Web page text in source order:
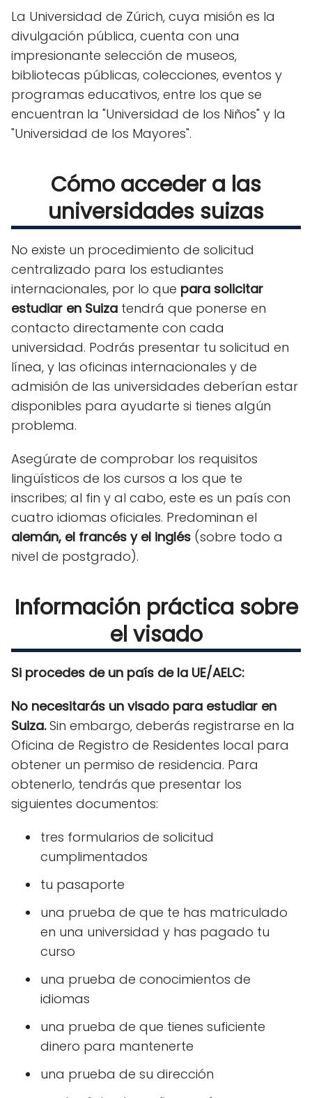
La Universidad de Zúrich, cuya misión es la
divulgación pública, cuenta con una
impresionante selección de museos,
bibliotecas públicas, colecciones, eventos y
programas educativos, entre los que se
encuentran la "Universidad de los Niños" y la
"Universidad de los Mayores".
Cómo acceder a las
universidades suizas
No existe un procedimiento de solicitud
centralizado para los estudiantes
internacionales, por lo que para solicitar
estudiar en Suiza tendrá que ponerse en
contacto directamente con cada
universidad. Podrás presentar tu solicitud en
línea, y las oficinas internacionales y de
admisión de las universidades deberían estar
disponibles para ayudarte si tienes algún
problema.
Asegúrate de comprobar los requisitos
lingüísticos de los cursos a los que te
inscribes; al fin y al cabo, este es un país con
cuatro idiomas oficiales. Predominan el
alemán, el francés y el inglés (sobre todo a
nivel de postgrado).
Información práctica sobre
el visado
Si procedes de un país de la UE/AELC:
No necesitarás un visado para estudiar en
Suiza.Sin embargo, deberás registrarse en la
Oficina de Registro de Residentes local para
obtener un permiso de residencia. Para
obtenerlo, tendrás que presentar los
siguientes documentos:
tres formularios de solicitud
cumplimentados
tu pasaporte
una prueba de que te has matriculado
en una universidad y has pagado tu
curso
una prueba de conocimientos de
idiomas
una prueba de que tienes suficiente
dinero para mantenerte
una prueba de su dirección